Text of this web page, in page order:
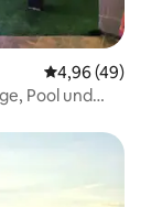
4,96 (49)
Pool und